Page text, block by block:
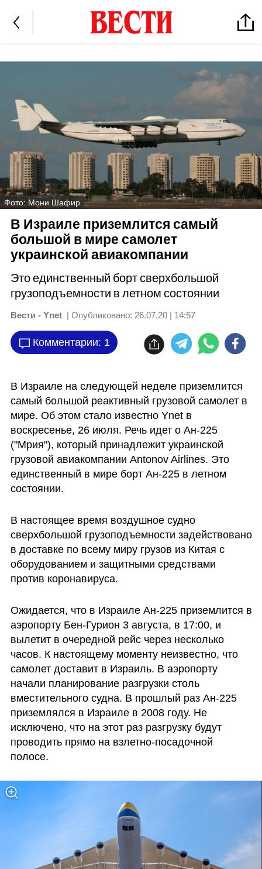
Фото: Мони Шафир
В Израиле приземлится самый
большой в мире самолет
украинской авиакомпании
Это единственный борт сверхбольшой
грузоподъемности в летном состоянии
Вести - Ynet | Опубликовано: 26.07.20 | 14:57
Комментарии: 1
В Израиле на следующей неделе приземлится
самый большой реактивный грузовой самолет в
мире. Об этом стало известно Ynet в
воскресенье, 26 июля. Речь идет о Ан-225
("Мрия"), который принадлежит украинской
грузовой авиакомпании Antonov Airlines. Это
единственный в мире борт Ан-225 в летном
состоянии.
В настоящее время воздушное судно
сверхбольшой грузоподъемности задействовано
в доставке по всему миру грузов из Китая с
оборудованием и защитными средствами
против коронавируса.
Ожидается, что в Израиле Ан-225 приземлится в
аэропорту Бен-Гурион 3 августа, в 17:00, и
вылетит в очередной рейс через несколько
часов. К настоящему моменту неизвестно, что
самолет доставит в Израиль. В аэропорту
начали планирование разгрузки столь
вместительного судна. В прошлый раз Ан-225
приземлялся в Израиле в 2008 году. Не
исключено, что на этот раз разгрузку будут
проводить прямо на взлетно-посадочной
полосе.